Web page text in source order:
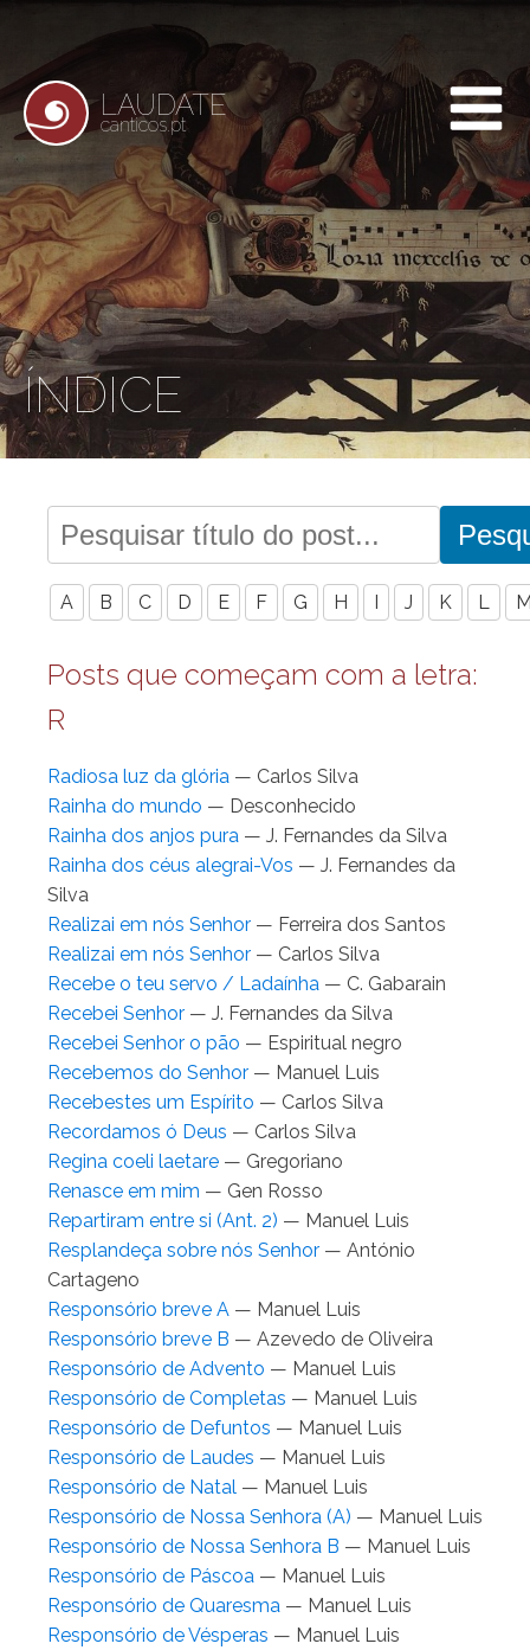
LAUDATE
canticos.pt
ÍNDICE
A B C D E F G H I J K L
Posts que começam com a letra:
R
Radiosa luz da glória — Carlos Silva
Rainha do mundo — Desconhecido
Rainha dos anjos pura — J. Fernandes da Silva
Rainha dos céus alegrai-Vos — J. Fernandes da
Silva
Realizai em nós Senhor — Ferreira dos Santos
Realizai em nós Senhor — Carlos Silva
Recebe o teu servo / Ladaínha — C. Gabarain
Recebei Senhor — J. Fernandes da Silva
Recebei Senhor o pão — Espiritual negro
Recebemos do Senhor — Manuel Luis
Recebestes um Espírito — Carlos Silva
Recordamos ó Deus — Carlos Silva
Regina coeli laetare — Gregoriano
Renasce em mim — Gen Rosso
Repartiram entre si (Ant. 2) — Manuel Luis
Resplandeça sobre nós Senhor — António
Cartageno
Responsório breve A — Manuel Luis
Responsório breve B — Azevedo de Oliveira
Responsório de Advento — Manuel Luis
Responsório de Completas — Manuel Luis
Responsório de Defuntos — Manuel Luis
Responsório de Laudes — Manuel Luis
Responsório de Natal — Manuel Luis
Responsório de Nossa Senhora (A) — Manuel Luis
Responsório de Nossa Senhora B — Manuel Luis
Responsório de Páscoa — Manuel Luis
Responsório de Quaresma — Manuel Luis
Responsório de Vésperas — Manuel Luis